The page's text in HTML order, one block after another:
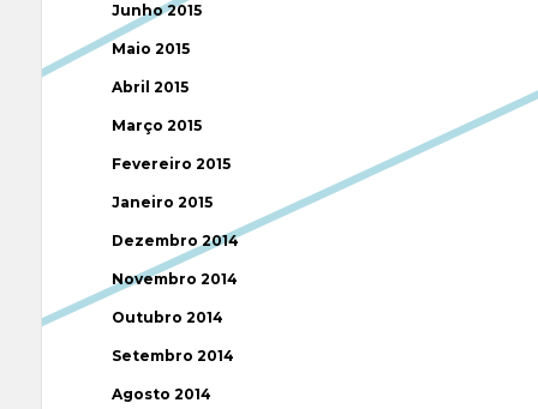
Junho 2015
Maio 2015
Abril 2015
Março 2015
Fevereiro 2015
Janeiro 2015
Dezembro 2014
Novembro 2014
Outubro 2014
Setembro 2014
Agosto 2014